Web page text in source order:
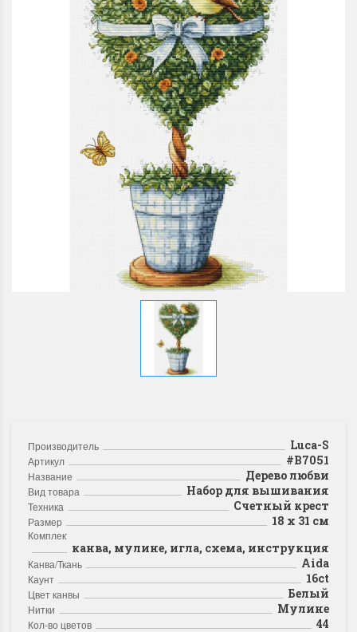
Производитель Luca-S
Артикул #B7051
Название Дерево любви
Вид товара Набор для вышивания
Техника Счетный крест
Размер 18 х 31 см
Комплектация
канва, мулине, игла, схема, инструкция
Канва/Ткань Aida
Каунт 16ct
Цвет канвы Белый
Нитки Мулине
Кол-во цветов 44